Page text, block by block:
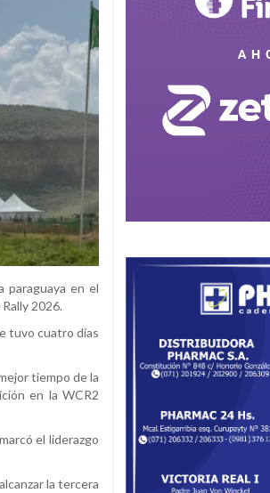
paraguaya en el
2026.
tuvo cuatro días
tiempo de la
en la WCR2
el liderazgo
la tercera